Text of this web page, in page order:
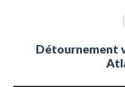
Détournement